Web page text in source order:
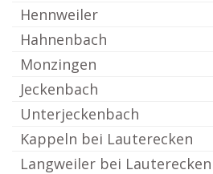
Hennweiler
Hahnenbach
Monzingen
Jeckenbach
Unterjeckenbach
Kappeln bei Lauterecken
Langweiler bei Lauterecken